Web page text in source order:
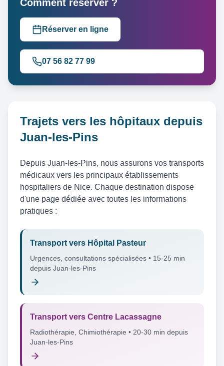
Comment réserver ?
Réserver en ligne
07 56 82 77 99
Trajets vers les hôpitaux depuis
Juan-les-Pins
Depuis Juan-les-Pins, nous assurons vos transports
médicaux vers les principaux établissements
hospitaliers de Nice. Chaque destination dispose
d'une page dédiée avec toutes les informations
pratiques :
Transport vers Hôpital Pasteur
Urgences, consultations spécialisées • 15-25 min
depuis Juan-les-Pins
Transport vers Centre Lacassagne
Radiothérapie, Chimiothérapie • 20-30 min depuis
Juan-les-Pins